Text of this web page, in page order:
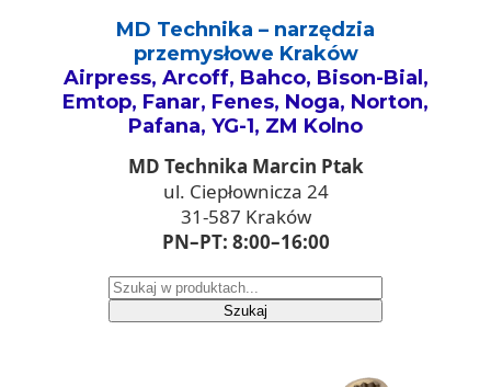
MD Technika – narzędzia
przemysłowe Kraków
Airpress, Arcoff, Bahco, Bison-Bial,
Emtop, Fanar, Fenes, Noga, Norton,
Pafana, YG-1, ZM Kolno
MD Technika Marcin Ptak
ul. Ciepłownicza 24
31-587 Kraków
PN–PT: 8:00–16:00
Szukaj